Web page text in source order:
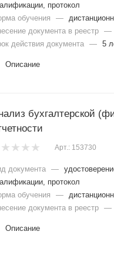
протокол
обучения
—
документа в реестр —
действия документа — 5
Описание
бухгалтерской
Арт.: 153730
документа —
протокол
обучения
—
документа в реестр —
Описание